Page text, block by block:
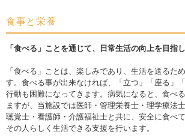
食事と栄養
「食べる」ことを通じて、日常生活の向上を目指
「食べる」ことは、楽しみであり、生活を送るた
す。食べる事が出来なければ、「立つ」「座る」
行動も困難になってきます。病気になると、食べ
ますが、当施設では医師・管理栄養士・理学療法
聴覚士・看護師・介護福祉士と共に、安全に食べ
その人らしく生活できる支援を行います。